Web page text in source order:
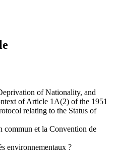
of Nationality, and
of Article 1A(2) of the 1951
relating to the Status of
commun et la Convention de
environnementaux ?